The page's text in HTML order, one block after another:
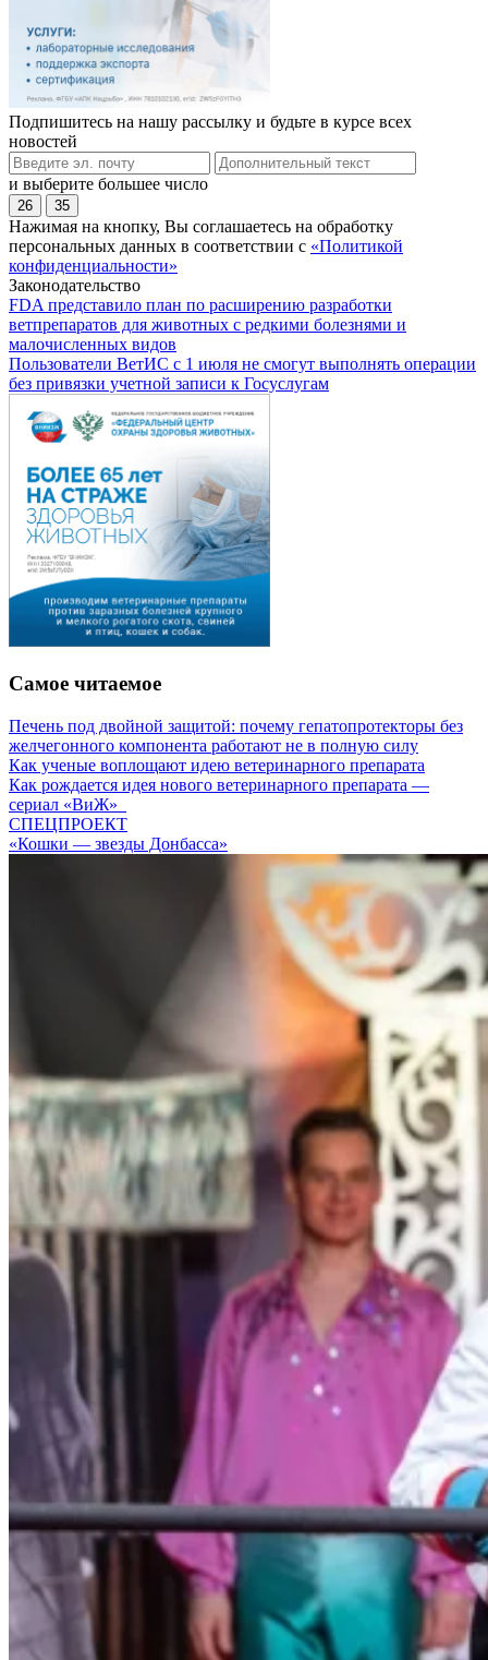
Подпишитесь на нашу рассылку и будьте в курсе всех
новостей
и выберите большее число
26 35
Нажимая на кнопку, Вы соглашаетесь на обработку
персональных данных в соответствии с «Политикой
конфиденциальности»
Законодательство
FDA представило план по расширению разработки
ветпрепаратов для животных с редкими болезнями и
малочисленных видов
Пользователи ВетИС с 1 июля не смогут выполнять операции
без привязки учетной записи к Госуслугам
Самое читаемое
Печень под двойной защитой: почему гепатопротекторы без
желчегонного компонента работают не в полную силу
Как ученые воплощают идею ветеринарного препарата
Как рождается идея нового ветеринарного препарата —
сериал «ВиЖ»
СПЕЦПРОЕКТ
«Кошки — звезды Донбасса»